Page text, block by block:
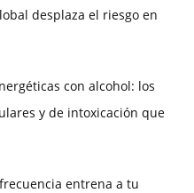
desplaza el riesgo en
con alcohol: los
y de intoxicación que
entrena a tu